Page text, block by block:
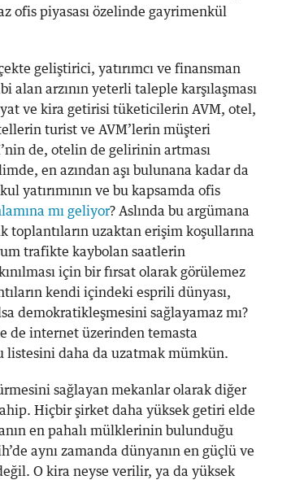
ofis piyasası özelinde gayrimenkül
geliştirici, yatırımcı ve finansman
alan arzının yeterli taleple karşılaşması
ve kira getirisi tüketicilerin AVM, otel,
turist ve AVM’lerin müşteri
de, otelin de gelirinin artması
en azından aşı bulunana kadar da
yatırımının ve bu kapsamda ofis
mı geliyor? Aslında bu argümana
toplantıların uzaktan erişim koşullarına
trafikte kaybolan saatlerin
için bir fırsat olarak görülemez
kendi içindeki esprili dünyası,
demokratikleşmesini sağlayamaz mı?
de internet üzerinden temasta
listesini daha da uzatmak mümkün.
sağlayan mekanlar olarak diğer
Hiçbir şirket daha yüksek getiri elde
en pahalı mülklerinin bulunduğu
aynı zamanda dünyanın en güçlü ve
O kira neyse verilir, ya da yüksek